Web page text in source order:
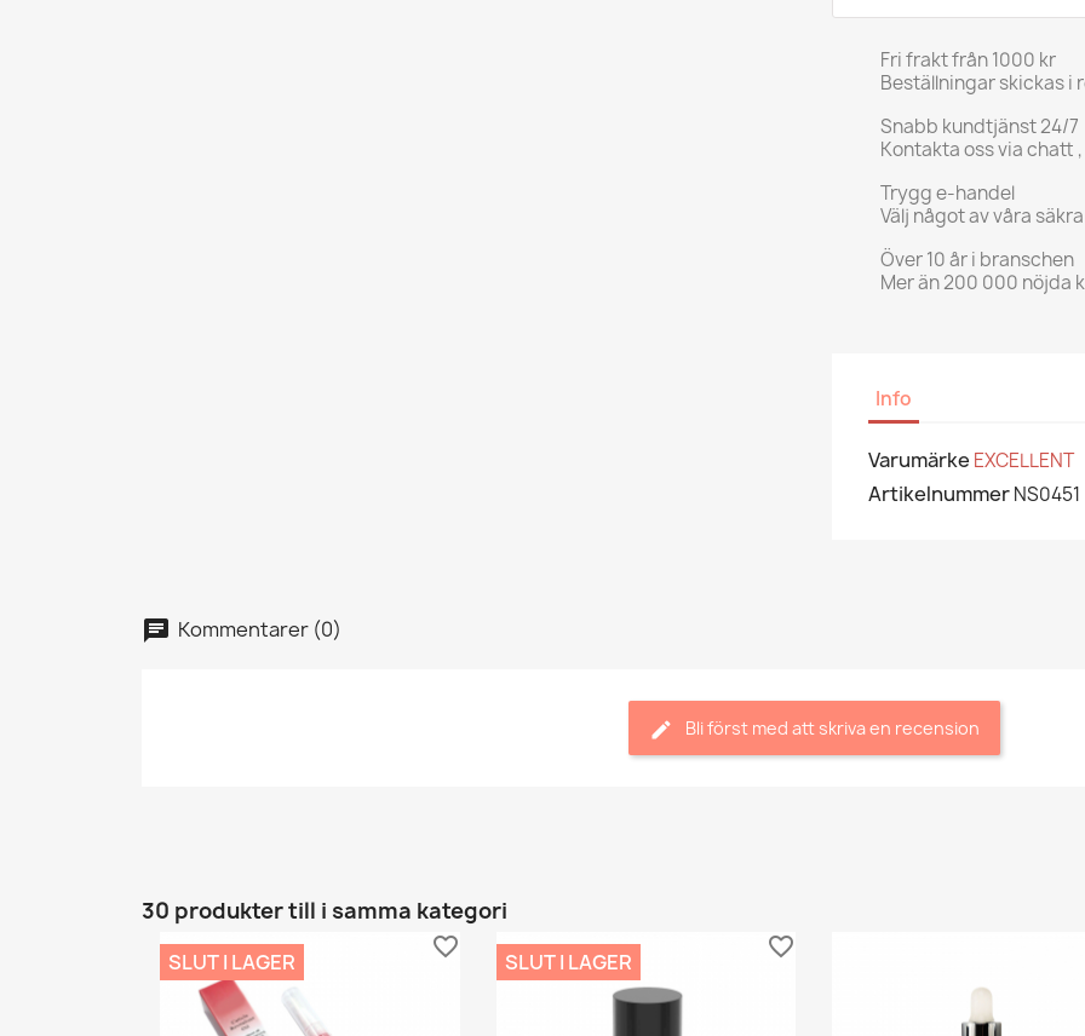
Fri frakt från 1000 kr
Beställningar skickas i
Snabb kundtjänst 24/7
Kontakta oss via chatt
Trygg e-handel
Välj något av våra
Över 10 år i branschen
Mer än 200 000 nöjda
Info
Varumärke EXCELLENT
ArtikelnummerNS0451
Kommentarer (0)
Bli först med att skriva en recension
30 produkter till i samma kategori
SLUT I LAGER
favorite_border
SLUT I LAGER
favorite_border